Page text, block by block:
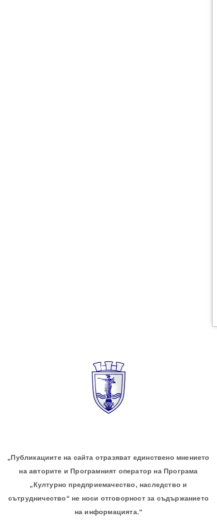
„Публикациите на сайта отразяват единствено мнението
на авторите и Програмният оператор на Програма
„Културно предприемачество, наследство и
сътрудничество“ не носи отговорност за съдържанието
на информацията.“